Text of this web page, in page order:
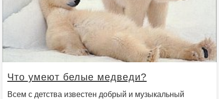
Что умеют белые медведи?
Всем с детства известен добрый и музыкальный